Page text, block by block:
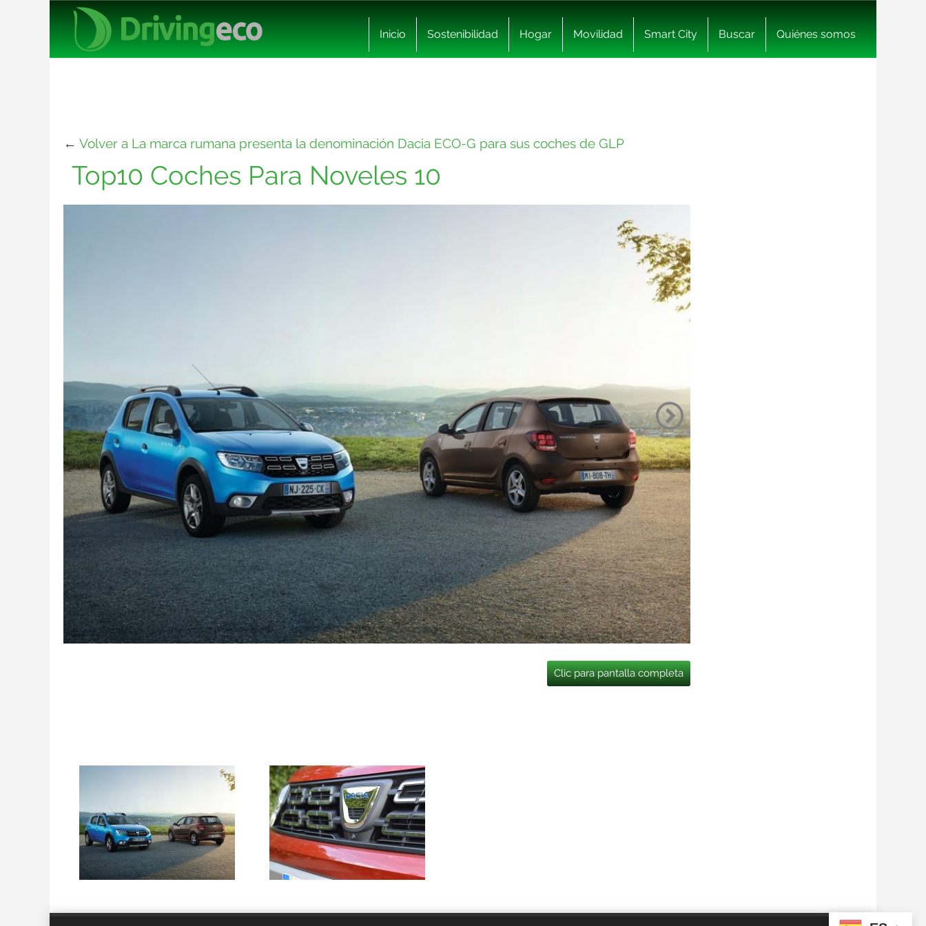
Inicio Sostenibilidad Hogar Movilidad Smart City Buscar Quiénes somos
← Volver a La marca rumana presenta la denominación Dacia ECO-G para sus coches de GLP
Top10 Coches Para Noveles 10
Clic para pantalla completa